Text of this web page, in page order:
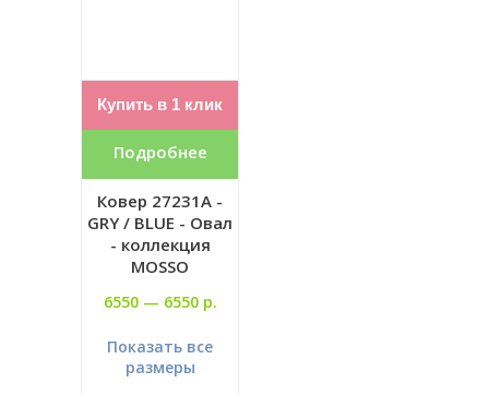
Купить в 1 клик
Подробнее
Ковер 27231A -
GRY / BLUE - Овал
- коллекция
MOSSO
6550 — 6550 р.
Показать все
размеры